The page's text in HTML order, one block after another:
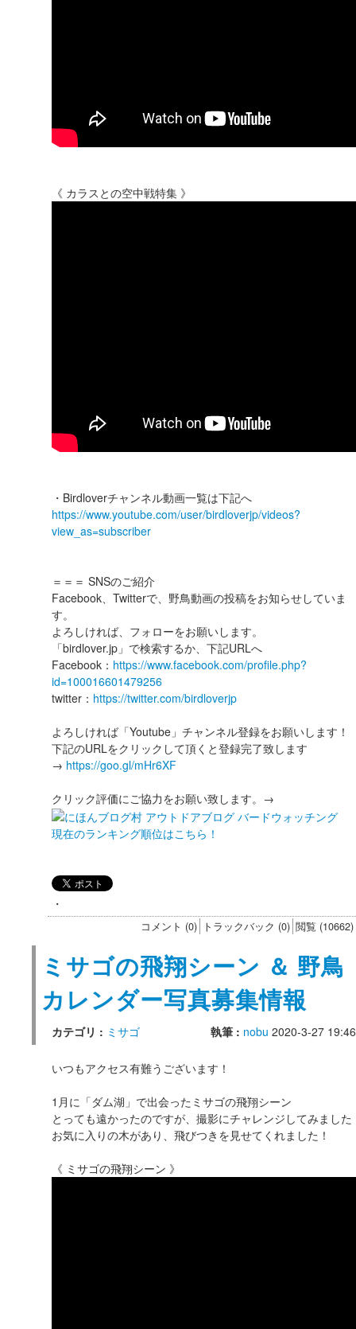
《 カラスとの空中戦特集 》
・Birdloverチャンネル動画一覧は下記へ
https://www.youtube.com/user/birdloverjp/videos?
view_as=subscriber
＝＝＝ SNSのご紹介
Facebook、Twitterで、野鳥動画の投稿をお知らせしていま
す。
よろしければ、フォローをお願いします。
「birdlover.jp」で検索するか、下記URLへ
Facebook： https://www.facebook.com/profile.php?
id=100016601479256
twitter： https://twitter.com/birdloverjp
よろしければ「Youtube」チャンネル登録をお願いします！
下記のURLをクリックして頂くと登録完了致します
→ https://goo.gl/mHr6XF
クリック評価にご協力をお願い致します。→
現在のランキング順位はこちら！
・
コメント (0) トラックバック (0) 閲覧 (10662)
ミサゴの飛翔シーン ＆ 野鳥
カレンダー写真募集情報
カテゴリ : ミサゴ 執筆 : nobu 2020-3-27 19:46
いつもアクセス有難うございます！
1月に「ダム湖」で出会ったミサゴの飛翔シーン
とっても遠かったのですが、撮影にチャレンジしてみました
お気に入りの木があり、飛びつきを見せてくれました！
《 ミサゴの飛翔シーン 》